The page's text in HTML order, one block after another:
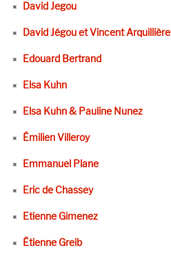
David Jegou
David Jégou et Vincent Arquillière
Edouard Bertrand
Elsa Kuhn
Elsa Kuhn & Pauline Nunez
Émilien Villeroy
Emmanuel Plane
Eric de Chassey
Etienne Gimenez
Étienne Greib